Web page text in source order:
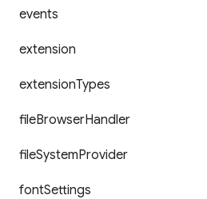
events
extension
extensionTypes
fileBrowserHandler
fileSystemProvider
fontSettings